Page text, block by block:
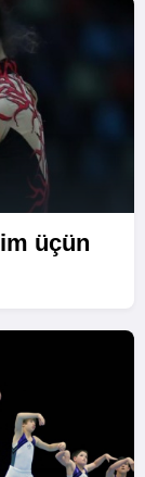
üçün